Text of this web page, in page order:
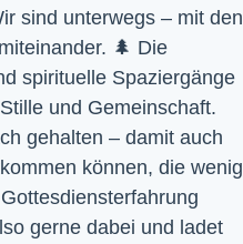
sind unterwegs – mit den
🌲 Die
spirituelle Spaziergänge
und Gemeinschaft.
gehalten – damit auch
können, die wenig
gerne dabei und ladet